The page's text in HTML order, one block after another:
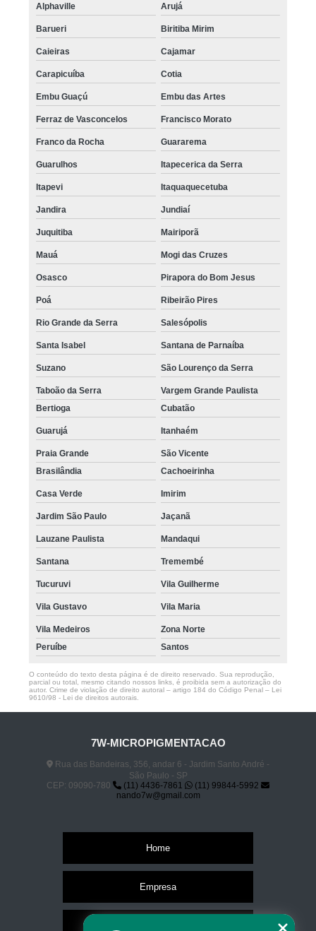
Alphaville
Arujá
Barueri Biritiba Mirim
Caieiras Cajamar
Carapicuíba Cotia
Embu Guaçú Embu das Artes
Ferraz de Vasconcelos Francisco Morato
Franco da Rocha Guararema
Guarulhos Itapecerica da Serra
Itapevi Itaquaquecetuba
Jandira Jundiaí
Juquitiba Mairiporã
Mauá Mogi das Cruzes
Osasco Pirapora do Bom Jesus
Poá Ribeirão Pires
Rio Grande da Serra Salesópolis
Santa Isabel Santana de Parnaíba
Suzano São Lourenço da Serra
Taboão da Serra
Vargem Grande Paulista
Bertioga
Cubatão
Guarujá Itanhaém
Praia Grande
São Vicente
Brasilândia
Cachoeirinha
Casa Verde Imirim
Jardim São Paulo Jaçanã
Lauzane Paulista Mandaqui
Santana Tremembé
Tucuruvi Vila Guilherme
Vila Gustavo Vila Maria
Vila Medeiros
Zona Norte
Peruíbe
Santos
O conteúdo do texto desta página é de direito reservado. Sua reprodução,
parcial ou total, mesmo citando nossos links, é proibida sem a autorização do
autor. Crime de violação de direito autoral – artigo 184 do Código Penal – Lei
9610/98 - Lei de direitos autorais
7W-MICROPIGMENTACAO
Rua das Bandeiras, 356, andar 6 - Jardim Santo André -
São Paulo - SP
CEP: 09090-780
(11) 4436-7861
(11) 99844-5992
nando7w@gmail.com
Home
Empresa